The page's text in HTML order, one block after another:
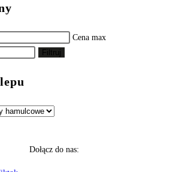
Cena max
Filtruj
Dołącz do nas: